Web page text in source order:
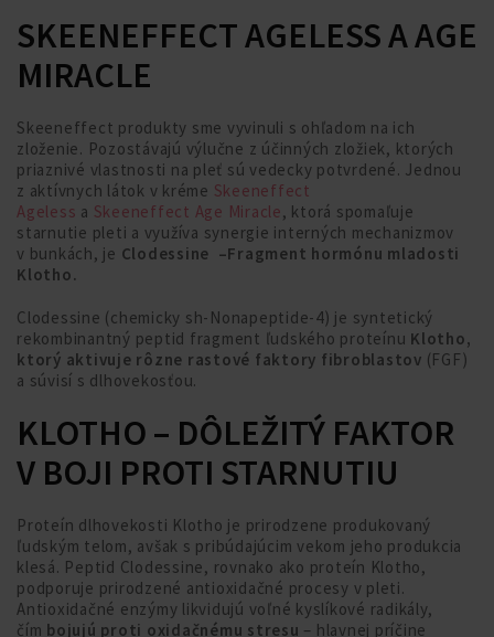
SKEENEFFECT AGELESS A AGE
MIRACLE
Skeeneffect produkty sme vyvinuli s ohľadom na ich
zloženie. Pozostávajú výlučne z účinných zložiek, ktorých
priaznivé vlastnosti na pleť sú vedecky potvrdené. Jednou
z aktívnych látok v kréme Skeeneffect
Ageless a Skeeneffect Age Miracle, ktorá spomaľuje
starnutie pleti a využíva synergie interných mechanizmov
v bunkách, je Clodessine –Fragment hormónu mladosti
Klotho.
Clodessine (chemicky sh-Nonapeptide-4) je syntetický
rekombinantný peptid fragment ľudského proteínu Klotho,
ktorý aktivuje rôzne rastové faktory fibroblastov (FGF)
a súvisí s dlhovekosťou.
KLOTHO – DÔLEŽITÝ FAKTOR
V BOJI PROTI STARNUTIU
Proteín dlhovekosti Klotho je prirodzene produkovaný
ľudským telom, avšak s pribúdajúcim vekom jeho produkcia
klesá. Peptid Clodessine, rovnako ako proteín Klotho,
podporuje prirodzené antioxidačné procesy v pleti.
Antioxidačné enzýmy likvidujú voľné kyslíkové radikály,
čím bojujú proti oxidačnému stresu – hlavnej príčine